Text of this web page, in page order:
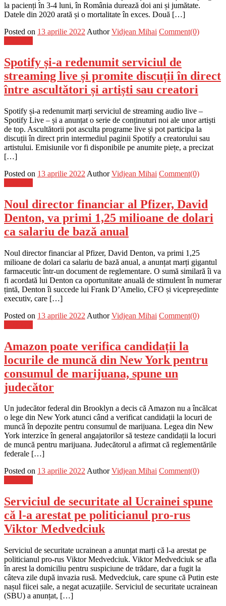
la pacienți în 3-4 luni, în România durează doi ani și jumătate.
Datele din 2020 arată și o mortalitate în exces. Două […]
Posted on 13 aprilie 2022 Author Vidjean Mihai Comment(0)
Spotify și-a redenumit serviciul de
streaming live și promite discuții în direct
între ascultători și artiști sau creatori
Spotify și-a redenumit marți serviciul de streaming audio live –
Spotify Live – și a anunțat o serie de conținuturi noi ale unor artiști
de top. Ascultătorii pot asculta programe live și pot participa la
discuții în direct prin intermediul paginii Spotify a creatorului sau
artistului. Emisiunile vor fi disponibile pe anumite piețe, a precizat
[…]
Posted on 13 aprilie 2022 Author Vidjean Mihai Comment(0)
Noul director financiar al Pfizer, David
Denton, va primi 1,25 milioane de dolari
ca salariu de bază anual
Noul director financiar al Pfizer, David Denton, va primi 1,25
milioane de dolari ca salariu de bază anual, a anunțat marți gigantul
farmaceutic într-un document de reglementare. O sumă similară îi va
fi acordată lui Denton ca oportunitate anuală de stimulent în numerar
țintă, Denton îi succede lui Frank D’Amelio, CFO și vicepreședinte
executiv, care […]
Posted on 13 aprilie 2022 Author Vidjean Mihai Comment(0)
Amazon poate verifica candidații la
locurile de muncă din New York pentru
consumul de marijuana, spune un
judecător
Un judecător federal din Brooklyn a decis că Amazon nu a încălcat
o lege din New York atunci când a verificat candidații la locuri de
muncă în depozite pentru consumul de marijuana. Legea din New
York interzice în general angajatorilor să testeze candidații la locuri
de muncă pentru marijuana. Judecătorul a afirmat că reglementările
federale […]
Posted on 13 aprilie 2022Author Vidjean Mihai Comment(0)
Serviciul de securitate al Ucrainei spune
că l-a arestat pe politicianul pro-rus
Viktor Medvedciuk
Serviciul de securitate ucrainean a anunțat marți că l-a arestat pe
politicianul pro-rus Viktor Medvedciuk. Viktor Medvedciuk se afla
în arest la domiciliu pentru suspiciune de trădare, dar a fugit la
câteva zile după invazia rusă. Medvedciuk, care spune că Putin este
nașul fiicei sale, a negat acuzațiile. Serviciul de securitate ucrainean
(SBU) a anunțat, […]